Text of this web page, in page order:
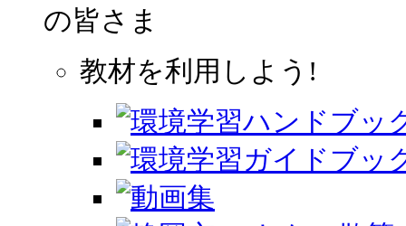
の皆さま
教材を利用しよう!